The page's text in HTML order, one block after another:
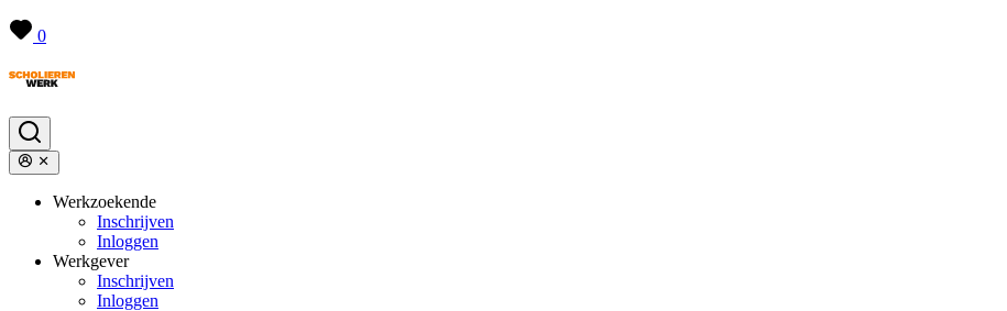
0
Werkzoekende
Inschrijven
Inloggen
Werkgever
Inschrijven
Inloggen